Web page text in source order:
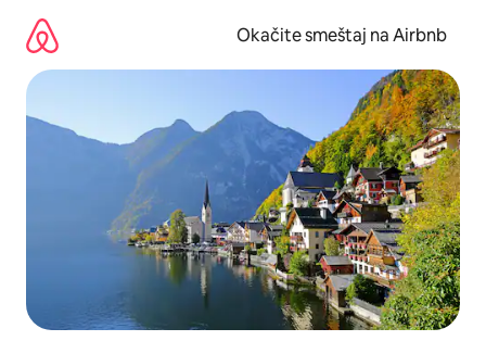
sadržaj
Okačite smeštaj na Airbnb